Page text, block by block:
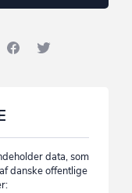
data, som
danske offentlige